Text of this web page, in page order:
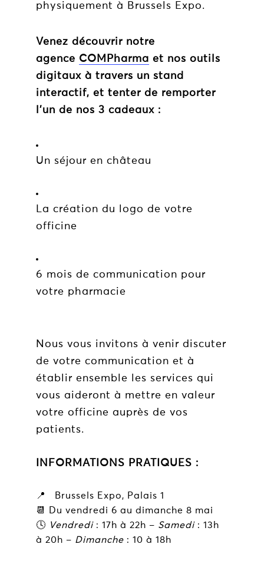
physiquement à Brussels Expo.
Venez découvrir notre
agence COMPharma et nos outils
digitaux à travers un stand
interactif, et tenter de remporter
l’un de nos 3 cadeaux :
Un séjour en château
La création du logo de votre
officine
6 mois de communication pour
votre pharmacie
Nous vous invitons à venir discuter
de votre communication et à
établir ensemble les services qui
vous aideront à mettre en valeur
votre officine auprès de vos
patients.
INFORMATIONS PRATIQUES :
📍 Brussels Expo, Palais 1
📆 Du vendredi 6 au dimanche 8 mai
🕓 Vendredi : 17h à 22h – Samedi : 13h
à 20h – Dimanche : 10 à 18h